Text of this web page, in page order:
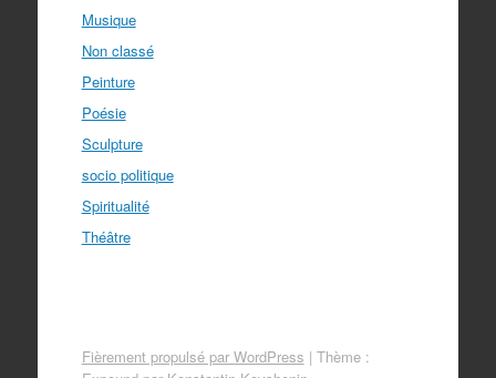
Musique
Non classé
Peinture
Poésie
Sculpture
socio politique
Spiritualité
Théâtre
Fièrement propulsé par WordPress | Thème :